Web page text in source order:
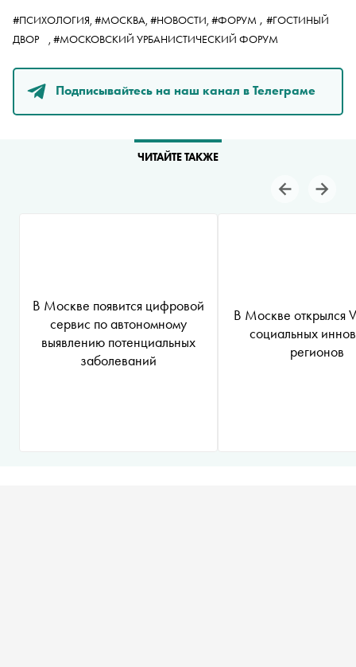
#ПСИХОЛОГИЯ, #МОСКВА, #НОВОСТИ, #ФОРУМ , #ГОСТИНЫЙ
ДВОР
, #МОСКОВСКИЙ УРБАНИСТИЧЕСКИЙ ФОРУМ
Подписывайтесь на наш канал в Телеграме
ЧИТАЙТЕ ТАКЖЕ
В Москве появится цифровой
сервис по автономному
выявлению потенциальных
заболеваний
В Москве открылся
социальных
регионов